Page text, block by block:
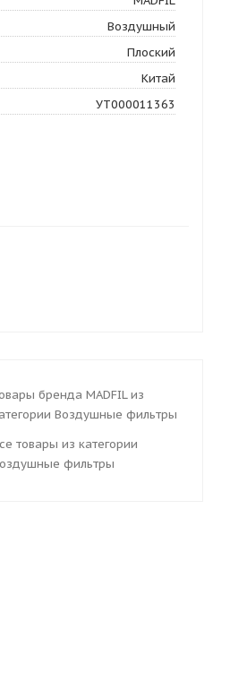
Воздушный
Плоский
Китай
УТ000011363
бренда MADFIL из
Воздушные фильтры
товары из категории
фильтры